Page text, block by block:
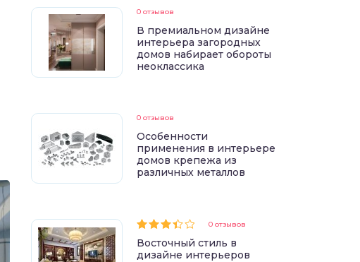
0 отзывов
В премиальном дизайне
интерьера загородных
домов набирает обороты
неоклассика
0 отзывов
Особенности
применения в интерьере
домов крепежа из
различных металлов
0 отзывов
Восточный стиль в
дизайне интерьеров